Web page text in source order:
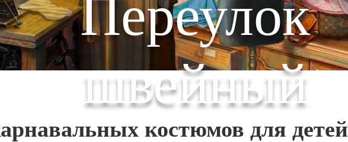
Переулок
швейный
костюмов для детей